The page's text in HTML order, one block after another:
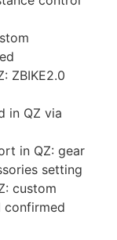
ZBIKE2.0
in QZ via
in QZ: gear
setting
custom
confirmed